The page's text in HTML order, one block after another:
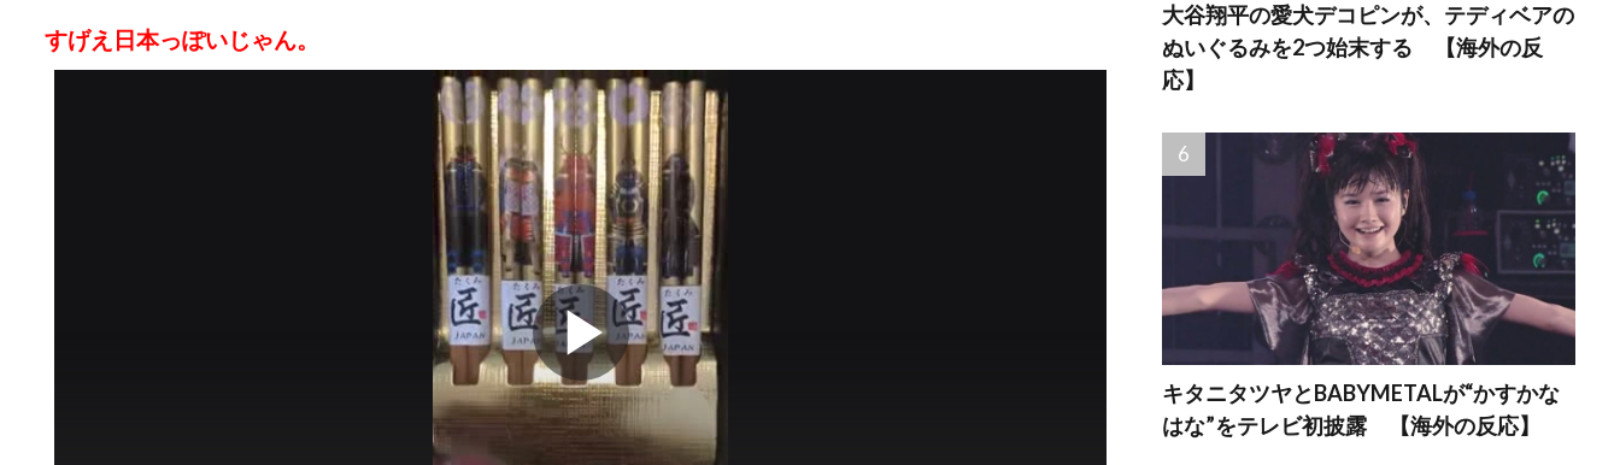
すげえ日本っぽいじゃん。
大谷翔平の愛犬デコピンが、テディベアの
ぬいぐるみを2つ始末する 【海外の反
応】
キタニタツヤとBABYMETALが“かすかな
はな”をテレビ初披露 【海外の反応】